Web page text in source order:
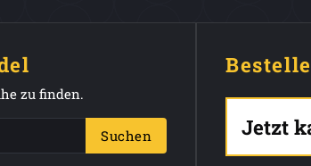
zu finden.
Suchen Jetzt